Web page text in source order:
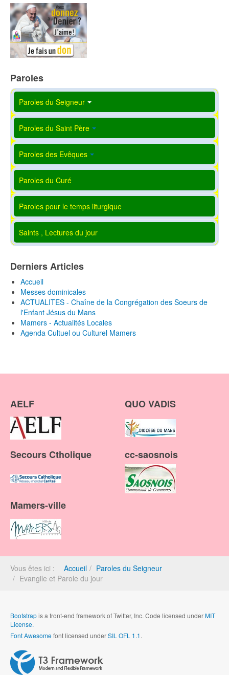
Paroles
Paroles du Seigneur
Paroles du Saint Père
Paroles des Evêques
Paroles du Curé
Paroles pour le temps liturgique
Saints , Lectures du jour
Derniers Articles
Accueil
Messes dominicales
ACTUALITES - Chaîne de la Congrégation des Soeurs de
l'Enfant Jésus du Mans
Mamers - Actualités Locales
Agenda Cultuel ou Culturel Mamers
AELF QUO VADIS
Secours Ctholique cc-saosnois
Mamers-ville
Vous êtes ici : Accueil
Paroles du Seigneur
Evangile et Parole du jour
Bootstrapis a front-end framework of Twitter, Inc. Code licensed underMIT
License.
Font Awesomefont licensed underSIL OFL 1.1.